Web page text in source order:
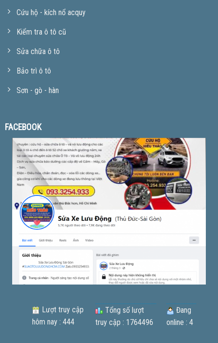
Cứu hộ - kích nổ acquy
Kiểm tra ô tô cũ
Sửa chữa ô tô
Bảo trì ô tô
Sơn - gò - hàn
FACEBOOK
Lượt truy cập
hôm nay : 444
Tổng số lượt
truy cập : 1764496
Đang
online : 4